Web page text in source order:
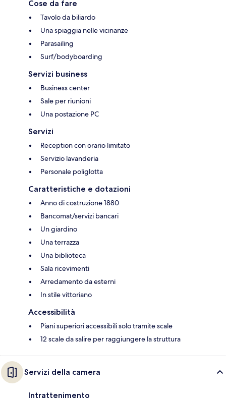
Cose da fare
Tavolo da biliardo
Una spiaggia nelle vicinanze
Parasailing
Surf/bodyboarding
Servizi business
Business center
Sale per riunioni
Una postazione PC
Servizi
Reception con orario limitato
Servizio lavanderia
Personale poliglotta
Caratteristiche e dotazioni
Anno di costruzione 1880
Bancomat/servizi bancari
Un giardino
Una terrazza
Una biblioteca
Sala ricevimenti
Arredamento da esterni
In stile vittoriano
Accessibilità
Piani superiori accessibili solo tramite scale
12 scale da salire per raggiungere la struttura
Servizi della camera
Intrattenimento